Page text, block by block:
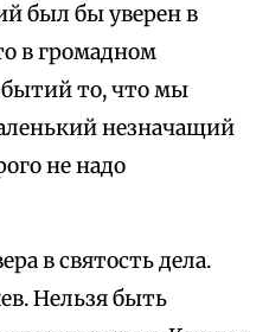
был бы уверен в
в громадном
то, что мы
незначащий
не надо
в святость дела.
Нельзя быть